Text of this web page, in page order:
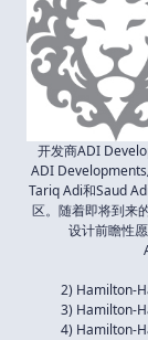
开发商ADI
ADI Developments
Tariq Adi和Saud
区。随着即将到来
设计前瞻性
2) Hamilton-
3) Hamilton-
4) Hamilton-